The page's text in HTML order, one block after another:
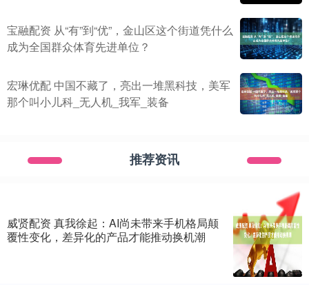
宝融配资 从“有”到“优”，金山区这个街道凭什么
成为全国群众体育先进单位？
宏琳优配 中国不藏了，亮出一堆黑科技，美军
那个叫小儿科_无人机_我军_装备
推荐资讯
威贤配资 真我徐起：AI尚未带来手机格局颠
覆性变化，差异化的产品才能推动换机潮